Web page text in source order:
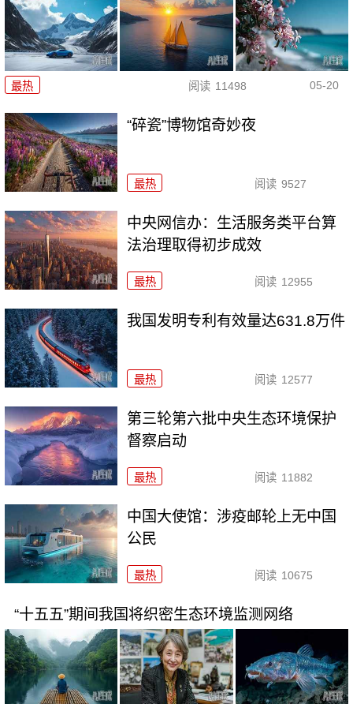
最热 阅读 11498 05-20
“碎瓷”博物馆奇妙夜
最热 阅读 9527
中央网信办：生活服务类平台算
法治理取得初步成效
最热 阅读 12955
我国发明专利有效量达631.8万件
最热 阅读 12577
第三轮第六批中央生态环境保护
督察启动
最热 阅读 11882
中国大使馆：涉疫邮轮上无中国
公民
最热 阅读 10675
“十五五”期间我国将织密生态环境监测网络